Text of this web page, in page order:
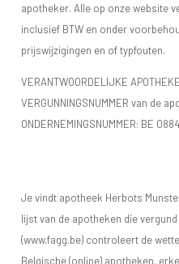
apotheker. Alle op onze website
inclusief BTW en onder
prijswijzigingen en of typfouten.
VERANTWOORDELIJKE
VERGUNNINGSNUMMER van de
ONDERNEMINGSNUMMER: BE
Je vindt apotheek Herbots
lijst van de apotheken die vergund
(www.fagg.be) controleert de
Belgische (online) apotheken.